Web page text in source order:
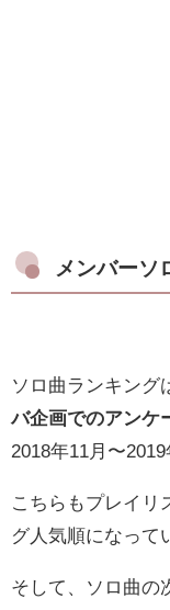
メンバーソ
ソロ曲ランキング
バ企画でのアンケ
2018年11月〜
こちらもプレイリ
グ人気順になって
そして、ソロ曲の